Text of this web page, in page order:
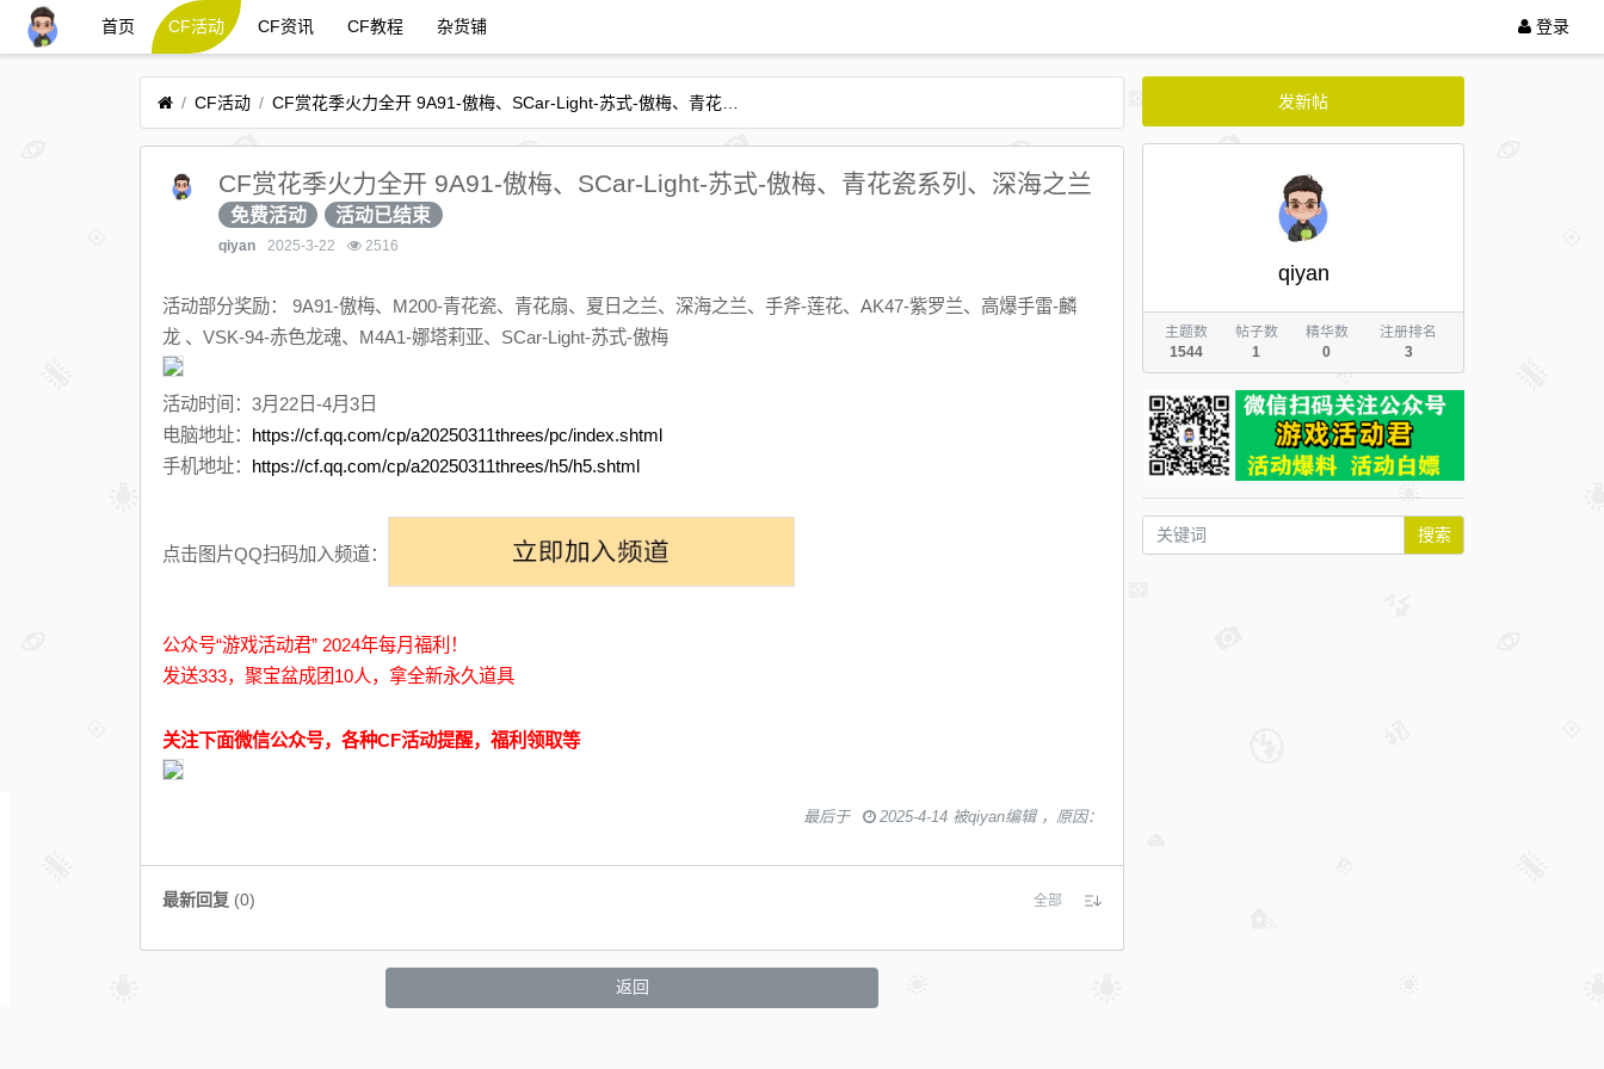
首页 CF活动 CF资讯 CF教程 杂货铺 登录
CF活动
CF赏花季火力全开 9A91-傲梅、SCar-Light-苏式-傲梅、青花瓷系列、深海之兰
免费活动 活动已结束
qiyan 2025-3-22 2516
活动部分奖励： 9A91-傲梅、M200-青花瓷、青花扇、夏日之兰、深海之兰、手斧-莲花、AK47-紫罗兰、高爆手雷-麟
龙 、VSK-94-赤色龙魂、M4A1-娜塔莉亚、SCar-Light-苏式-傲梅
活动时间：3月22日-4月3日
电脑地址： https://cf.qq.com/cp/a20250311threes/pc/index.shtml
手机地址： https://cf.qq.com/cp/a20250311threes/h5/h5.shtml
点击图片QQ扫码加入频道：
公众号“游戏活动君” 2024年每月福利！
发送333，聚宝盆成团10人，拿全新永久道具
关注下面微信公众号，各种CF活动提醒，福利领取等
最后于 2025-4-14 被qiyan编辑 ，原因：
最新回复(0) 全部
返回
发新帖
qiyan
主题数
1544
帖子数
1
精华数
0
注册排名
3
搜索